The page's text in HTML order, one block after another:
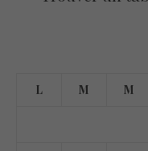
L M M